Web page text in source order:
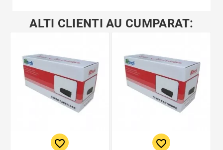
ALTI CLIENTI AU CUMPARAT:
favorite_border favorite_border